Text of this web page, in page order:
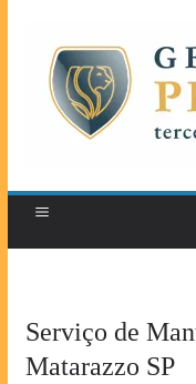
Serviço de
Matarazzo SP